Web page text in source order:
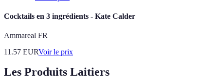
Cocktails en 3 ingrédients - Kate Calder
Ammareal FR
11.57 EURVoir le prix
Les Produits Laitiers